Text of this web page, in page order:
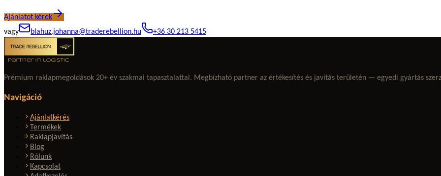
Ajánlatot kérek
vagy
blahuz.johanna@traderebellion.hu +36 30 213 5415
Prémium raklapmegoldások 20+ év szakmai tapasztalattal. Megbízható partner az értékesítés és javítás területén — egyedi gyártás
Navigáció
Ajánlatkérés
Termékek
Raklapjavítás
Blog
Rólunk
Kapcsolat